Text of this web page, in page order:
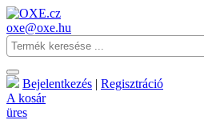
oxe@oxe.hu
Bejelentkezés | Regisztráció
A kosár
üres